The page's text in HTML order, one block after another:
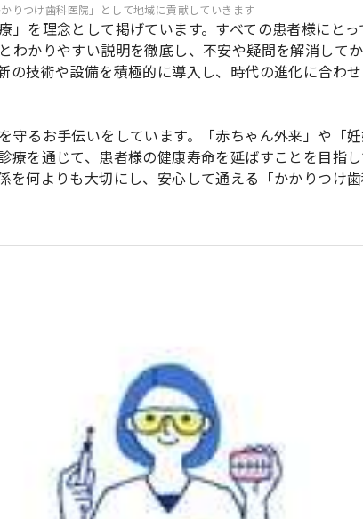
りつけ歯科医院」として地域に貢献していきます
」を理念として掲げています。すべての患者様にと
わかりやすい説明を徹底し、不安や疑問を解消して
の技術や設備を積極的に導入し、時代の進化に合わ
守るお手伝いをしています。「赤ちゃん外来」や「
療を通じて、患者様の健康寿命を延ばすことを目指
を何よりも大切にし、安心して通える「かかりつけ